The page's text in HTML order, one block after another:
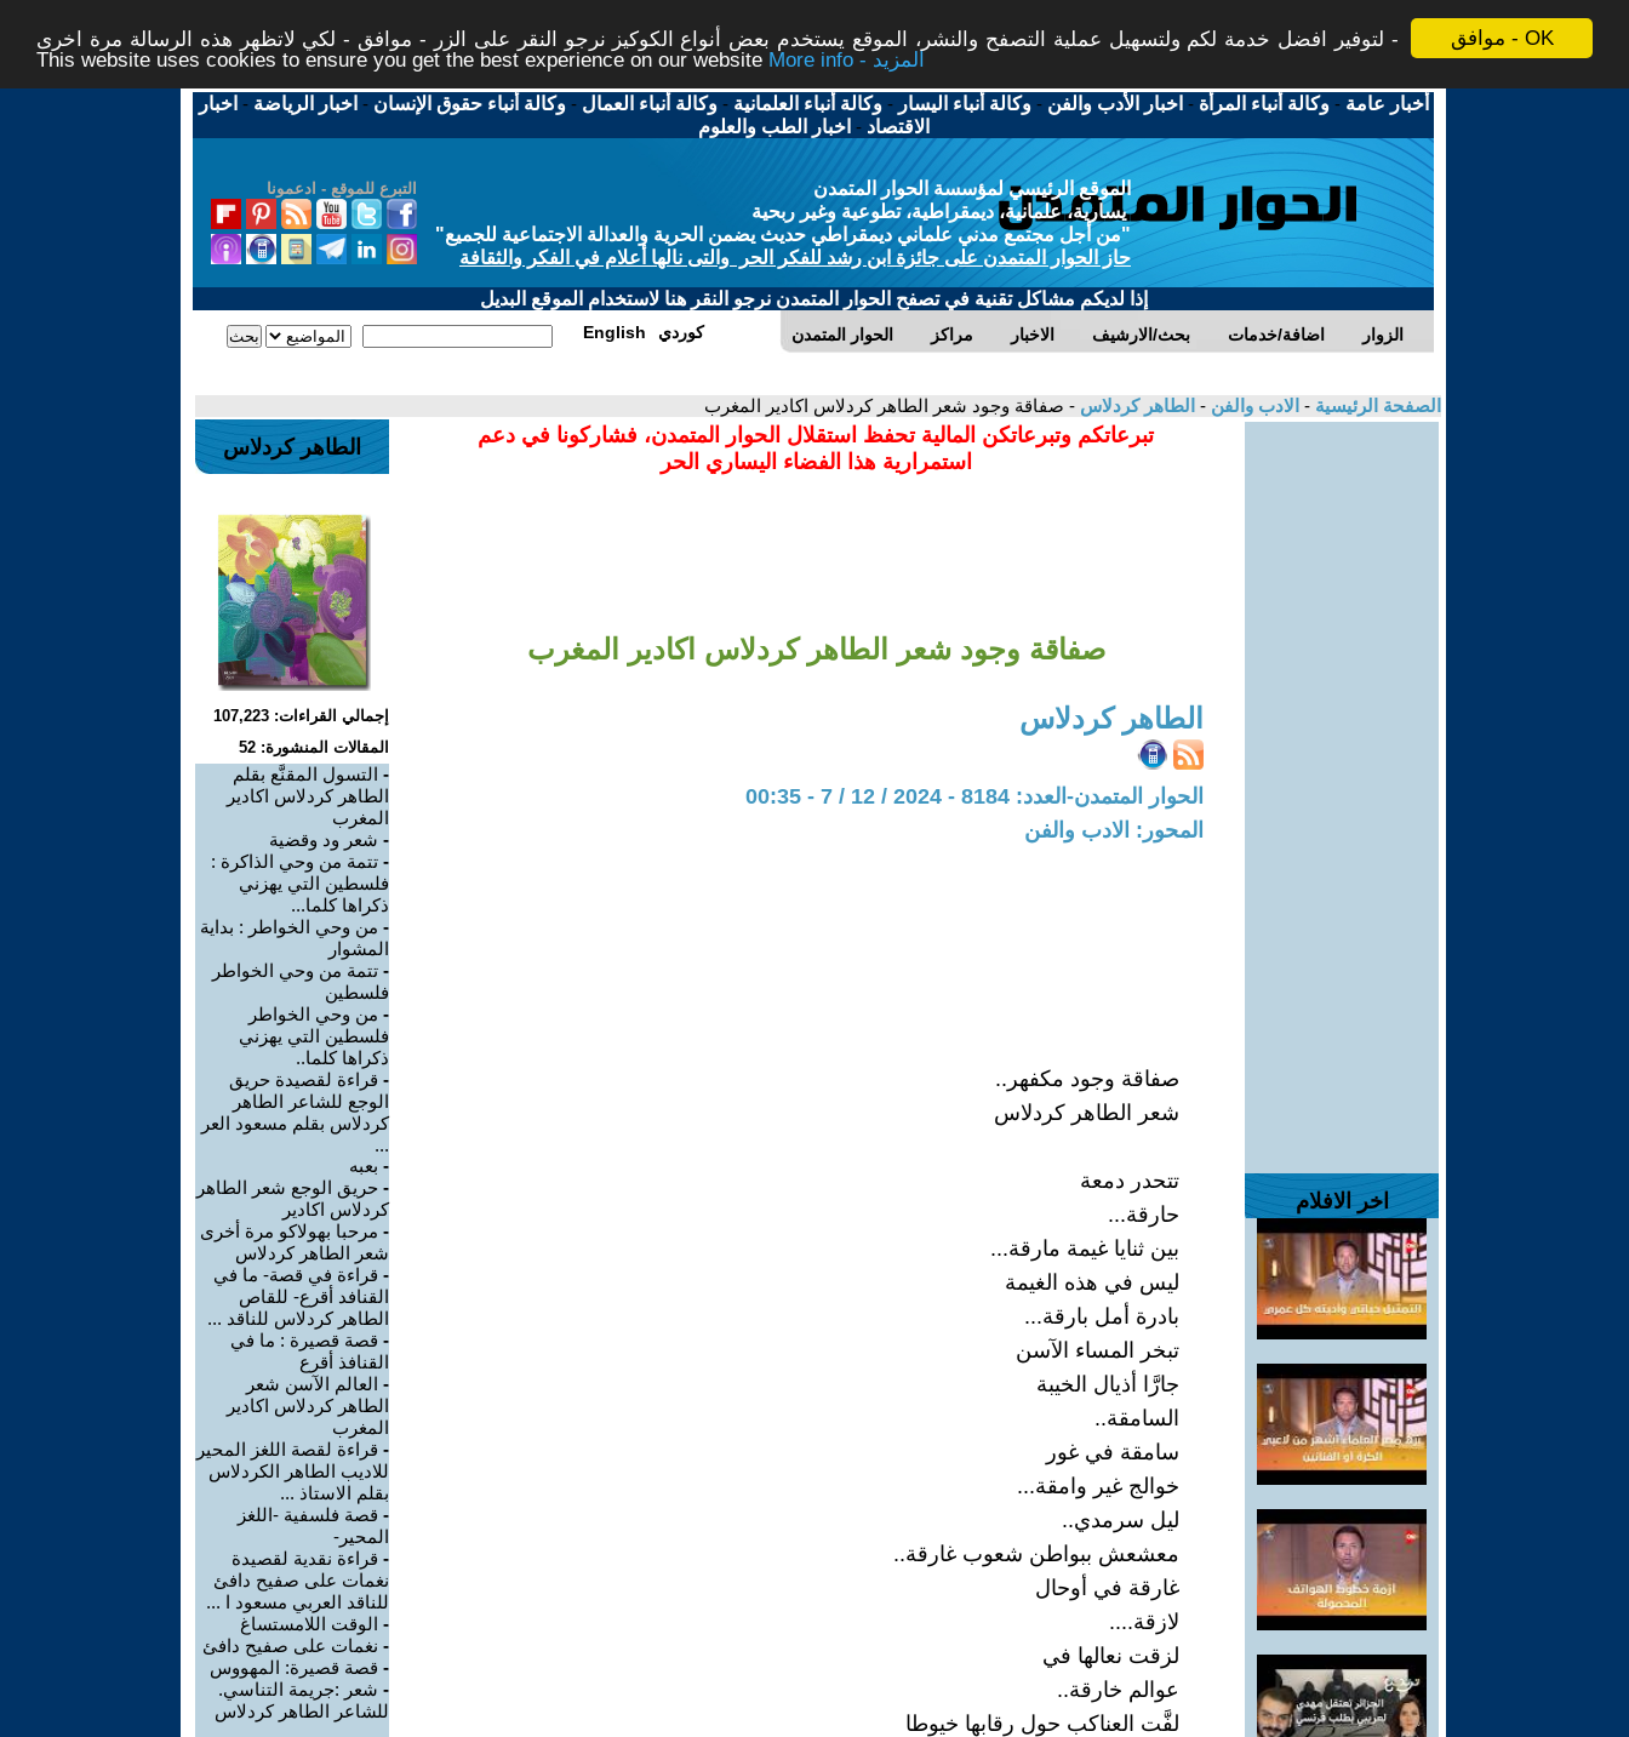
موافق - OK
لتوفير افضل خدمة لكم ولتسهيل عملية التصفح والنشر، الموقع يستخدم بعض أنواع الكوكيز نرجو النقر على الزر - موافق - لكي لاتظهر هذه الرسالة مرة اخرى -
This website uses cookies to ensure you get the best experience on our website
More info - المزيد
أخبار عامة -وكالة أنباء المرأة - اخبار الأدب والفن -وكالة أنباء اليسار -وكالة أنباء العلمانية -وكالة أنباء العمال -وكالة أنباء حقوق الإنسان - اخبار الرياضة - اخبار
الاقتصاد - اخبار الطب والعلوم
التبرع للموقع - ادعمونا
الموقع الرئيسي لمؤسسة الحوار المتمدن
يسارية، علمانية، ديمقراطية، تطوعية وغير ربحية
"من أجل مجتمع مدني علماني ديمقراطي حديث يضمن الحرية والعدالة الاجتماعية للجميع"
حاز الحوار المتمدن على جائزة ابن رشد للفكر الحر والتى نالها أعلام في الفكر والثقافة
إذا لديكم مشاكل تقنية في تصفح الحوار المتمدن نرجو النقر هنا لاستخدام الموقع البديل
الحوار المتمدن مراكز الاخبار بحث/الارشيف اضافة/خدمات الزوار English كوردي
الصفحة الرئيسية - الادب والفن - الطاهر كردلاس - صفاقة وجود شعر الطاهر كردلاس اكادير المغرب
اخر الافلام
تبرعاتكم وتبرعاتكن المالية تحفظ استقلال الحوار المتمدن، فشاركونا في دعم
استمرارية هذا الفضاء اليساري الحر
صفاقة وجود شعر الطاهر كردلاس اكادير المغرب
الطاهر كردلاس
الحوار المتمدن-العدد: 8184 - 2024 / 12 / 7 - 00:35
المحور: الادب والفن
صفاقة وجود مكفهر..
شعر الطاهر كردلاس
تتحدر دمعة
حارقة...
بين ثنايا غيمة مارقة...
ليس في هذه الغيمة
بادرة أمل بارقة...
تبخر المساء الآسن
جارَّا أذيال الخيبة
السامقة..
سامقة في غور
خوالج غير وامقة...
ليل سرمدي..
معشعش ببواطن شعوب غارقة..
غارقة في أوحال
لازقة....
لزقت نعالها في
عوالم خارقة..
لفَّت العناكب حول رقابها خيوطا
الطاهر كردلاس
إجمالي القراءات: 107,223
المقالات المنشورة: 52
- التسول المقنَّع بقلم
الطاهر كردلاس اكادير
المغرب
- شعر ود وقضية
- تتمة من وحي الذاكرة :
فلسطين التي يهزني
ذكراها كلما...
- من وحي الخواطر : بداية
المشوار
- تتمة من وحي الخواطر
فلسطين
- من وحي الخواطر
فلسطين التي يهزني
ذكراها كلما..
- قراءة لقصيدة حريق
الوجع للشاعر الطاهر
كردلاس بقلم مسعود العر
...
- بعبه
- حريق الوجع شعر الطاهر
كردلاس اكادير
- مرحبا بهولاكو مرة أخرى
شعر الطاهر كردلاس
- قراءة في قصة- ما في
القنافد أقرع- للقاص
الطاهر كردلاس للناقد ...
- قصة قصيرة : ما في
القنافذ أقرع
- العالم الآسن شعر
الطاهر كردلاس اكادير
المغرب
- قراءة لقصة اللغز المحير
للاديب الطاهر الكردلاس
بقلم الاستاذ ...
- قصة فلسفية -اللغز
المحير-
- قراءة نقدية لقصيدة
نغمات على صفيح دافئ
للناقد العربي مسعود ا ...
- الوقت اللامستساغ
- نغمات على صفيح دافئ
- قصة قصيرة: المهووس
- شعر :جريمة التناسي.
للشاعر الطاهر كردلاس